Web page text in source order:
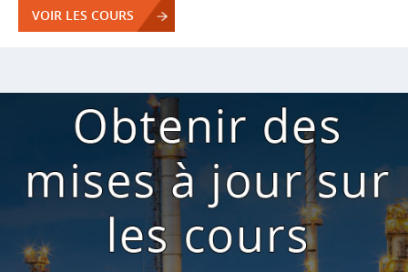
VOIR LES COURS